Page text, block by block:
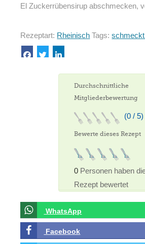
El Zuckerrübensirup abschmecken,
Rezeptart: Rheinisch Tags:
Durchschnittliche
Mitgliederbewertung
(0 / 5)
Bewerte dieses Rezept
0 Personen haben
Rezept bewertet
WhatsApp
Facebook